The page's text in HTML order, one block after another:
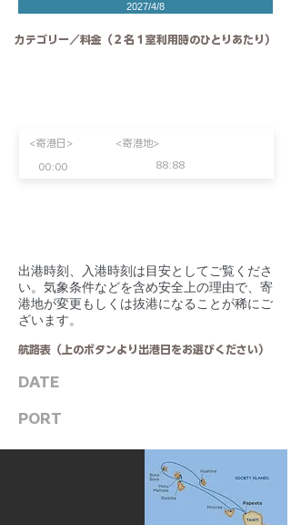
<寄港日>
00:00 88:88
<寄港地>
2027/4/8
カテゴリー／料金（２名１室利用時のひとりあたり）
​出港時刻、入港時刻は目安としてご覧くださ
い。気象条件などを含め安全上の理由で、寄
港地が変更もしくは抜港になることが稀にご
ざいます。
航路表（上のボタンより出港日をお選びください）
DATE
PORT